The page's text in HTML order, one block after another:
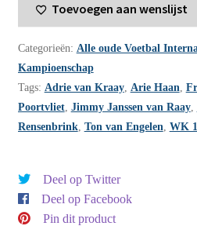
1978
-
nummer
21
aantal
Toevoegen aan wenslijst
Categorieën: Alle oude Voetbal
Kampioenschap
Tags: Adrie van Kraay, Arie Haan,
Poortvliet, Jimmy Janssen van Raay,
Rensenbrink, Ton van Engelen, WK
Deel op Twitter
Deel op Facebook
Pin dit product